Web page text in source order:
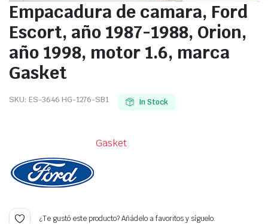
Empacadura de camara, Ford
Escort, año 1987-1988, Orion,
año 1998, motor 1.6, marca
Gasket
SKU: ES-3646 HG-1276-SB1 In Stock
Gasket
¿Te gustó este producto? Añádelo a favoritos y síguelo.